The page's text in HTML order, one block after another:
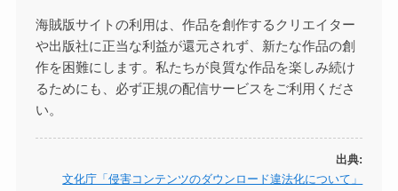
海賊版サイトの利用は、作品を創作するクリエイター
や出版社に正当な利益が還元されず、新たな作品の創
作を困難にします。私たちが良質な作品を楽しみ続け
るためにも、必ず正規の配信サービスをご利用くださ
い。
出典:
文化庁「侵害コンテンツのダウンロード違法化について」